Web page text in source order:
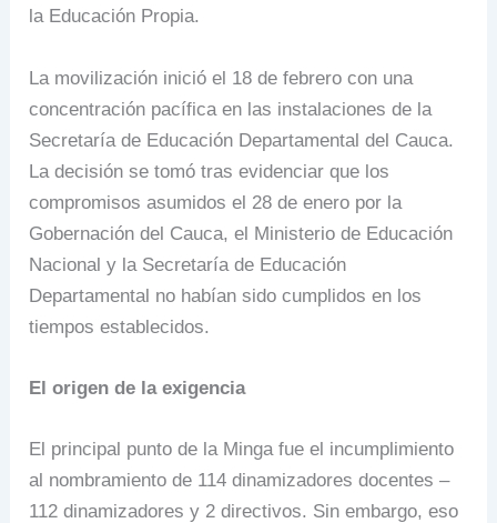
la Educación Propia.
La movilización inició el 18 de febrero con una
concentración pacífica en las instalaciones de la
Secretaría de Educación Departamental del Cauca.
La decisión se tomó tras evidenciar que los
compromisos asumidos el 28 de enero por la
Gobernación del Cauca, el Ministerio de Educación
Nacional y la Secretaría de Educación
Departamental no habían sido cumplidos en los
tiempos establecidos.
El origen de la exigencia
El principal punto de la Minga fue el incumplimiento
al nombramiento de 114 dinamizadores docentes –
112 dinamizadores y 2 directivos. Sin embargo, eso